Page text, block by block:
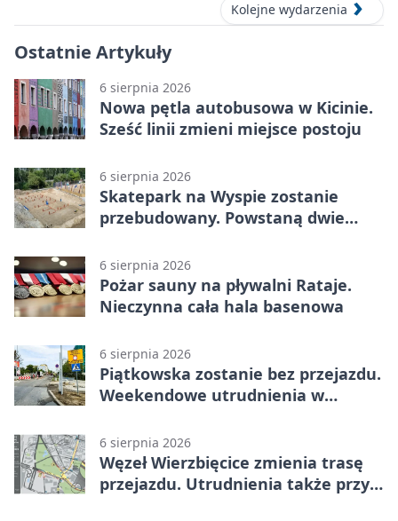
Kolejne wydarzenia
Ostatnie Artykuły
6 sierpnia 2026
Nowa pętla autobusowa w Kicinie.
Sześć linii zmieni miejsce postoju
6 sierpnia 2026
Skatepark na Wyspie zostanie
przebudowany. Powstaną dwie
6 sierpnia 2026
Pożar sauny na pływalni Rataje.
Nieczynna cała hala basenowa
6 sierpnia 2026
Piątkowska zostanie bez przejazdu.
Weekendowe utrudnienia w
6 sierpnia 2026
Węzeł Wierzbięcice zmienia trasę
przejazdu. Utrudnienia także przy